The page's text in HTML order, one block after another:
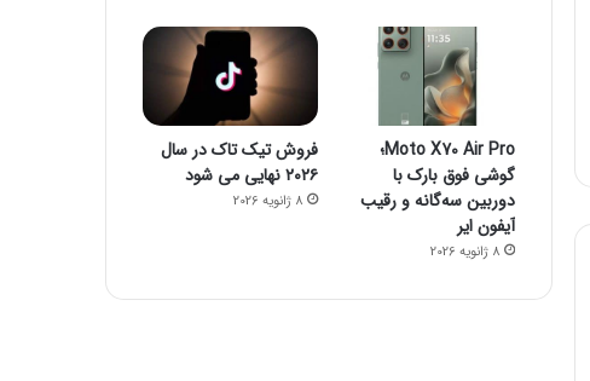
Moto X70 Air Pro؛
گوشی فوق بارک با
دوربین سه‌گانه و رقیب
آیفون ایر
8 ژانویه 2026
فروش تیک تاک در سال
۲۰۲۶ نهایی می شود
8 ژانویه 2026